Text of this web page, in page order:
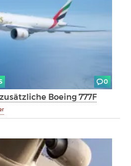
0
Boeing 777F